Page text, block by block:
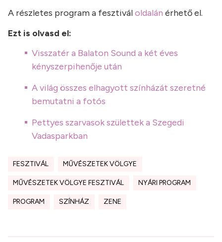
A részletes program a fesztiváloldalán érhető el.
Ezt is olvasd el:
Visszatér a Balaton Sound a két éves
kényszerpihenője után
A világ összes elhagyott színházát szeretné
bemutatni a fotós
Pettyes szarvasok születtek a Szegedi
Vadasparkban
FESZTIVÁL MŰVÉSZETEK VÖLGYE
MŰVÉSZETEK VÖLGYE FESZTIVÁL NYÁRI PROGRAM
PROGRAM SZÍNHÁZ ZENE